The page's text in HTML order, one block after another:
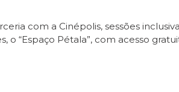
com a Cinépolis, sessões
o “Espaço Pétala”, com acesso